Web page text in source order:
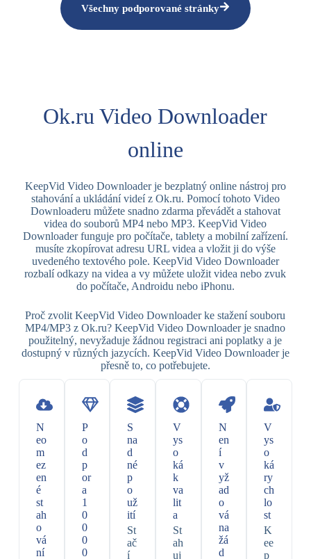
Všechny podporované stránky
Ok.ru Video Downloader
online
KeepVid Video Downloader je bezplatný online nástroj pro
stahování a ukládání videí z Ok.ru. Pomocí tohoto Video
Downloaderu můžete snadno zdarma převádět a stahovat
videa do souborů MP4 nebo MP3. KeepVid Video
Downloader funguje pro počítače, tablety a mobilní zařízení.
musíte zkopírovat adresu URL videa a vložit ji do výše
uvedeného textového pole. KeepVid Video Downloader
rozbalí odkazy na videa a vy můžete uložit videa nebo zvuk
do počítače, Androidu nebo iPhonu.
Proč zvolit KeepVid Video Downloader ke stažení souboru
MP4/MP3 z Ok.ru? KeepVid Video Downloader je snadno
použitelný, nevyžaduje žádnou registraci ani poplatky a je
dostupný v různých jazycích. KeepVid Video Downloader je
přesně to, co potřebujete.
N
eo
m
ez
en
é
st
ah
o
vá
ní
P
o
d
p
or
a
1
0
0
0
0
S
na
d
né
p
o
už
ití
St
ač
í
V
ys
o
ká
k
va
lit
a
St
ah
uj
N
en
í
v
yž
ad
o
vá
na
žá
d
V
ys
o
ká
ry
ch
lo
st
K
ee
p